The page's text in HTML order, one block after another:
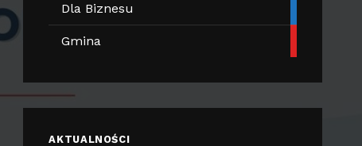
Dla Biznesu
Gmina
AKTUALNOŚCI